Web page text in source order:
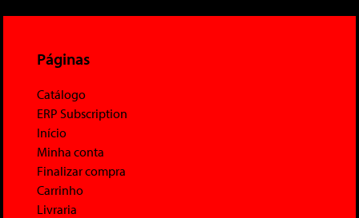
Páginas
Catálogo
ERP Subscription
Início
Minha conta
Finalizar compra
Carrinho
Livraria